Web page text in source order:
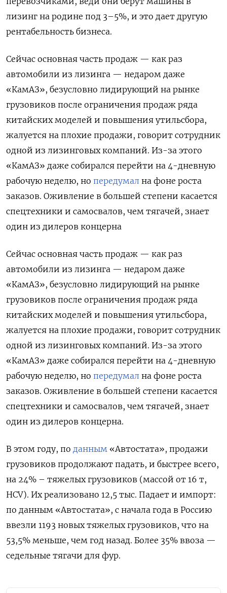
лизинг на родине под 3–5%, и это дает другую
рентабельность бизнеса.
Сейчас основная часть продаж — как раз
автомобили из лизинга — недаром даже
«КамАЗ», безусловно лидирующий на рынке
грузовиков после ограничения продаж ряда
китайских моделей и повышения утильсбора,
жалуется на плохие продажи, говорит сотрудник
одной из лизинговых компаний. Из-за этого
«КамАЗ» даже собирался перейти на 4-дневную
рабочую неделю, но передумал на фоне роста
заказов. Оживление в большей степени касается
спецтехники и самосвалов, чем тягачей, знает
один из дилеров концерна
Сейчас основная часть продаж — как раз
автомобили из лизинга — недаром даже
«КамАЗ», безусловно лидирующий на рынке
грузовиков после ограничения продаж ряда
китайских моделей и повышения утильсбора,
жалуется на плохие продажи, говорит сотрудник
одной из лизинговых компаний. Из-за этого
«КамАЗ» даже собирался перейти на 4-дневную
рабочую неделю, но передумал на фоне роста
заказов. Оживление в большей степени касается
спецтехники и самосвалов, чем тягачей, знает
один из дилеров концерна.
В этом году, по данным «Автостата», продажи
грузовиков продолжают падать, и быстрее всего,
на 24% – тяжелых грузовиков (массой от 16 т,
HCV). Их реализовано 12,5 тыс. Падает и импорт:
по данным «Автостата», с начала года в Россию
ввезли 1193 новых тяжелых грузовиков, что на
53,5% меньше, чем год назад. Более 35% ввоза —
седельные тягачи для фур.